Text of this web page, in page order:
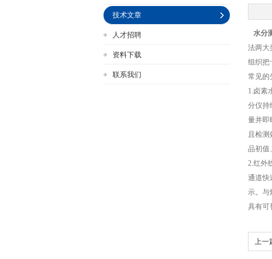
技术文章
人才招聘
资料下载
联系我们
水分
法两大
组织把
常见的
1.卤素
分仪持
量并即
且检
品初值
2.红外
通道快
示。与
具有可
上一